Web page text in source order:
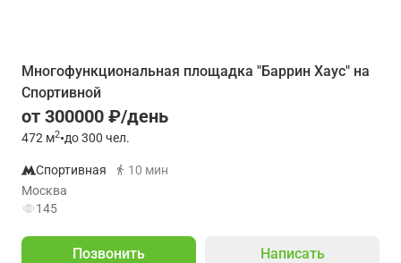
Многофункциональная площадка "Баррин Хаус" на
Спортивной
от 300000 ₽/день
472 м2•до 300 чел.
Спортивная
10 мин
Москва
145
Позвонить Написать